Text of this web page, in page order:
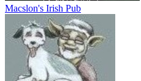
Macslon's Irish Pub